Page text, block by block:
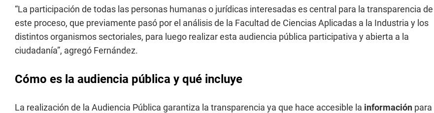
“La participación de todas las personas humanas o jurídicas interesadas es central para la transparencia de
este proceso, que previamente pasó por el análisis de la Facultad de Ciencias Aplicadas a la Industria y los
distintos organismos sectoriales, para luego realizar esta audiencia pública participativa y abierta a la
ciudadanía”, agregó Fernández.
Cómo es la audiencia pública y qué incluye
La realización de la Audiencia Pública garantiza la transparencia ya que hace accesible la información para